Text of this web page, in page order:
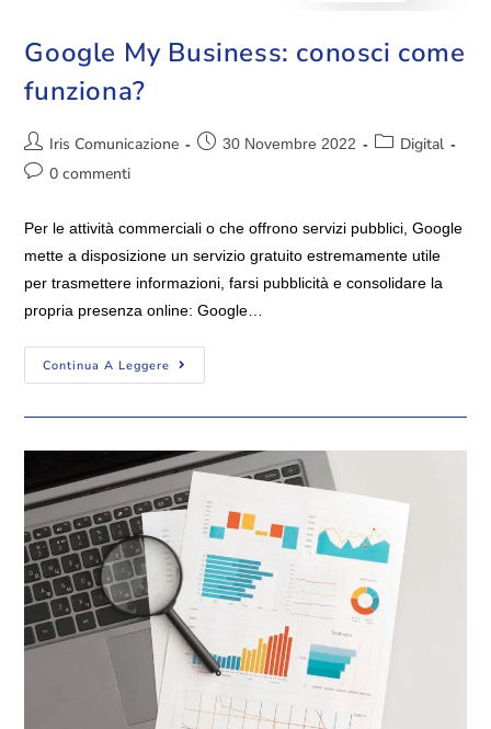
Google My Business: conosci come
funziona?
Iris Comunicazione 30 Novembre 2022
Digital
0 commenti
Per le attività commerciali o che offrono servizi pubblici, Google
mette a disposizione un servizio gratuito estremamente utile
per trasmettere informazioni, farsi pubblicità e consolidare la
propria presenza online: Google…
Continua A Leggere